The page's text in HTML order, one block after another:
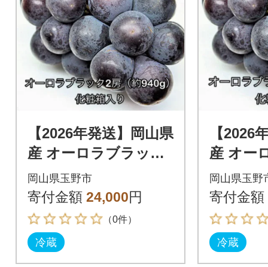
【2026年発送】岡山県
産 オーロラブラック
2房 (約940g) 化粧箱入
り
岡山県玉野市
寄付金額 24,000円
（0件）
冷蔵
【2026
産 オー
2房 (約
入り
岡山県玉野
寄付金額
冷蔵